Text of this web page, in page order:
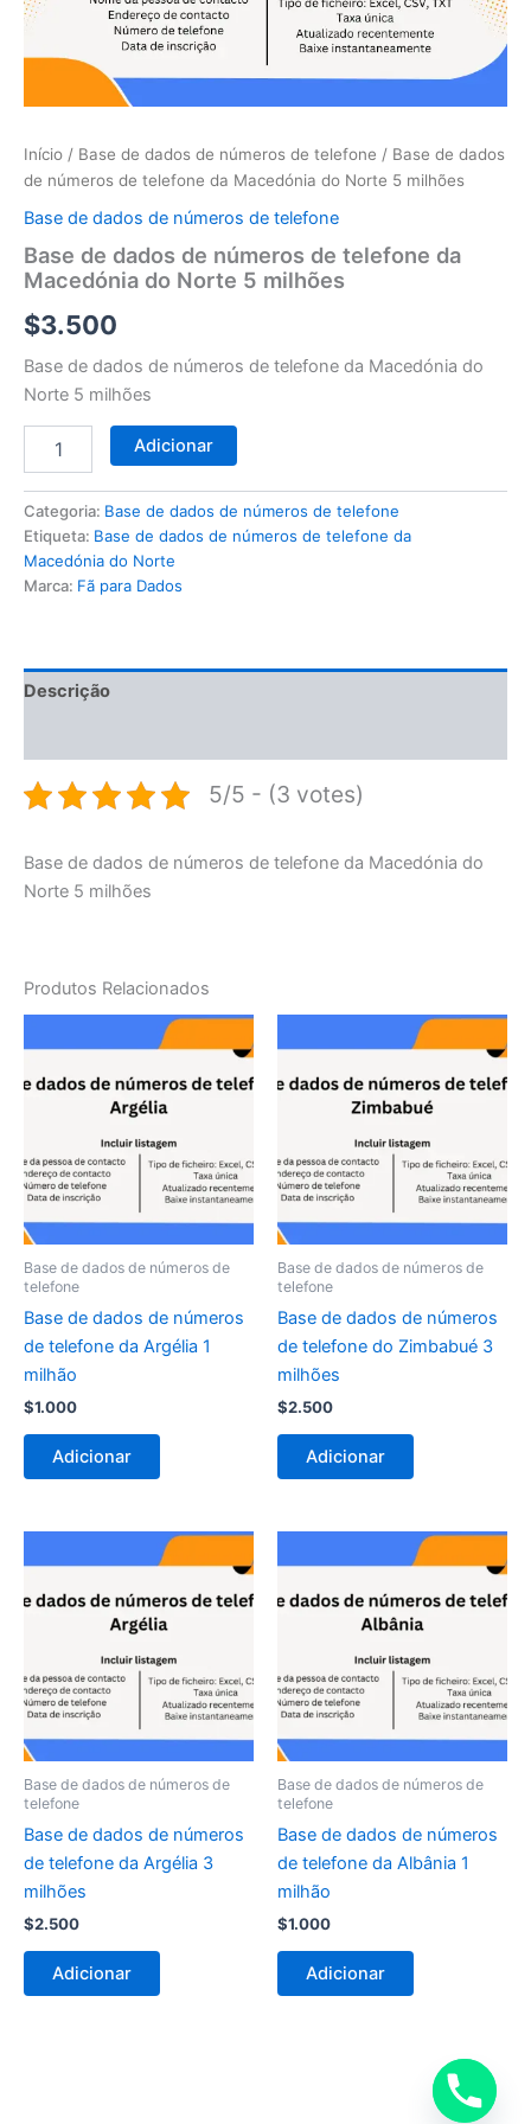
Início / Base de dados de números de telefone / Base de dados
de números de telefone da Macedónia do Norte 5 milhões
Base de dados de números de telefone
Base de dados de números de telefone da
Macedónia do Norte 5 milhões
$3.500
Base de dados de números de telefone da Macedónia do
Norte 5 milhões
telefone
Macedónia
Norte
milhões
Adicionar
Categoria: Base de dados de números de telefone
Etiqueta: Base de dados de números de telefone da
Macedónia do Norte
Marca: Fã para Dados
Descrição
5/5 - (3 votes)
Base de dados de números de telefone da Macedónia do
Norte 5 milhões
Produtos Relacionados
Base de dados de números de
telefone
Base de dados de números
de telefone da Argélia 1
milhão
$1.000
Adicionar
Base de dados de números de
telefone
Base de dados de números
de telefone do Zimbabué 3
milhões
$2.500
Adicionar
Base de dados de números de
telefone
Base de dados de números
de telefone da Argélia 3
milhões
$2.500
Adicionar
Base de dados de números de
telefone
Base de dados de números
de telefone da Albânia 1
milhão
$1.000
Adicionar